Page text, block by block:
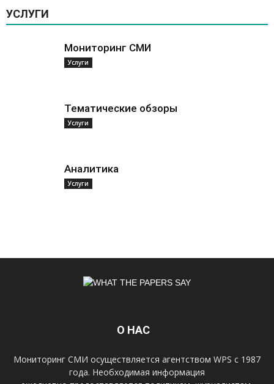
УСЛУГИ
Мониторинг СМИ
Услуги
Тематические обзоры
Услуги
Аналитика
Услуги
О НАС
Мониторинг СМИ осуществляется агентством WPS с 1987
года. Необходимая информация